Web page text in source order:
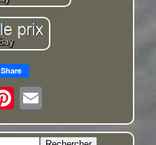
Share